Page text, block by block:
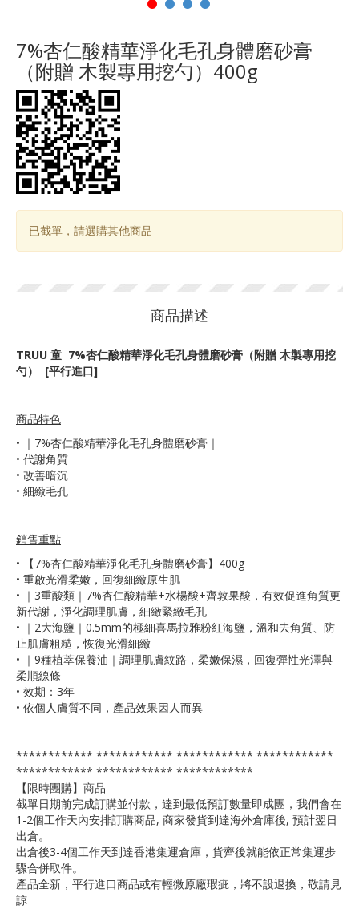
7%杏仁酸精華淨化毛孔身體磨砂膏
（附贈 木製專用挖勺）400g
已截單，請選購其他商品
商品描述
TRUU 童 7%杏仁酸精華淨化毛孔身體磨砂膏（附贈 木製專用挖
勺） [平行進口]
商品特色
• ｜7%杏仁酸精華淨化毛孔身體磨砂膏｜
• 代謝角質
• 改善暗沉
• 細緻毛孔
銷售重點
•
【7%杏仁酸精華淨化毛孔身體磨砂膏】400g
• 重啟光滑柔嫩，回復細緻原生肌
• ｜3重酸類｜7%杏仁酸精華+水楊酸+齊敦果酸，有效促進角質更
新代謝，淨化調理肌膚，細緻緊緻毛孔
• ｜2大海鹽｜0.5mm的極細喜馬拉雅粉紅海鹽，溫和去角質、防
止肌膚粗糙，恢復光滑細緻
• ｜9種植萃保養油｜調理肌膚紋路，柔嫩保濕，回復彈性光澤與
柔順線條
• 效期：3年
• 依個人膚質不同，產品效果因人而異
************ ************ ************ ************
************ ************ ************
【限時團購】商品
截單日期前完成訂購並付款，達到最低預訂數量即成團，我們會在
1-2個工作天內安排訂購商品, 商家發貨到達海外倉庫後, 預計翌日
出倉。
出倉後3-4個工作天到達香港集運倉庫，貨齊後就能依正常集運步
驟合併取件。
產品全新，平行進口商品或有輕微原廠瑕疵，將不設退換，敬請見
諒